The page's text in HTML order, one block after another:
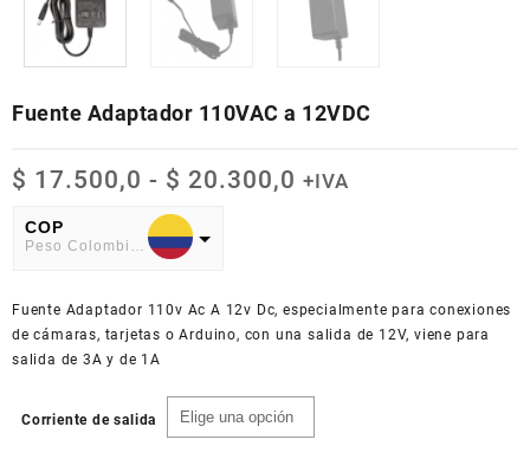
Fuente Adaptador 110VAC a 12VDC
$ 17.500,0 - $ 20.300,0 Rango
hasta
$ 20.300,0
+IVA
COP
Peso Colombiano
American Dollar
Fuente Adaptador 110v Ac A 12v Dc, especialmente para conexiones
de cámaras, tarjetas o Arduino, con una salida de 12V, viene para
salida de 3A y de 1A
Corriente de salida